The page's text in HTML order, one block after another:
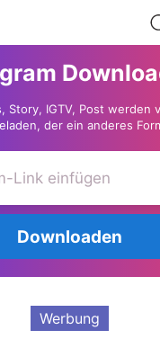
Story, IGTV, Post werden
der ein anderes
Downloaden
Werbung